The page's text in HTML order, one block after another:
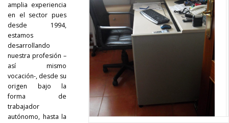
amplia experiencia
en el sector pues
desde 1994,
estamos
desarrollando
nuestra profesión –
así mismo
vocación-, desde su
origen bajo la
forma de
trabajador
autónomo, hasta la